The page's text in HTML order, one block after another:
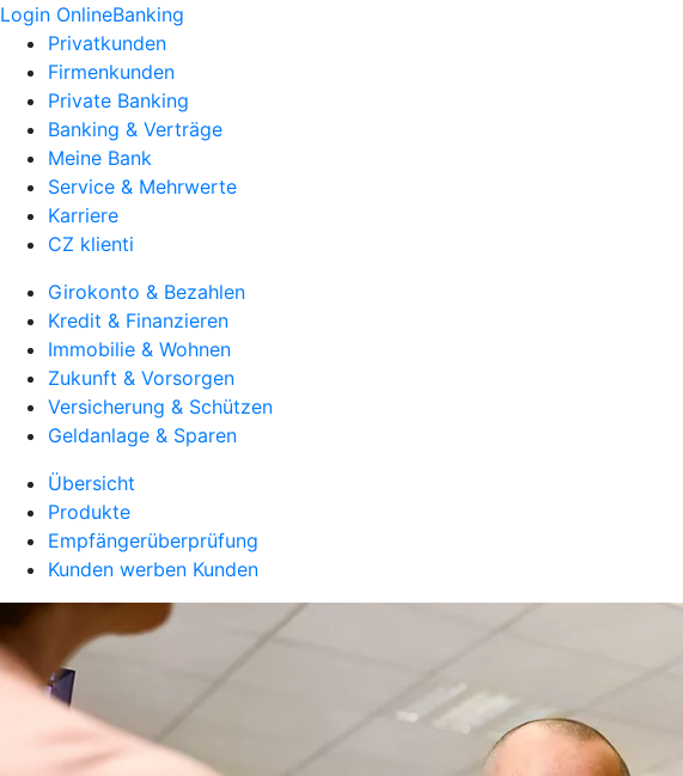
Login OnlineBanking
Privatkunden
Firmenkunden
Private Banking
Banking & Verträge
Meine Bank
Service & Mehrwerte
Karriere
CZ klienti
Girokonto & Bezahlen
Kredit & Finanzieren
Immobilie & Wohnen
Zukunft & Vorsorgen
Versicherung & Schützen
Geldanlage & Sparen
Übersicht
Produkte
Empfängerüberprüfung
Kunden werben Kunden